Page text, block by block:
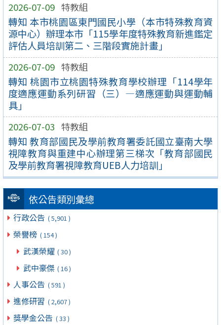
2026-07-09 特教組
轉知 本市桃園區東門國民小學（本市特殊教育資
源中心）辦理本市「115學年度特殊教育新進鑑定
評估人員培訓第二、三階段實施計畫」
2026-07-09 特教組
轉知 桃園市立桃園特殊教育學校辦理「114學年
度適應運動系列研習（三）—適應運動與運動輔
具」
2026-07-03 特教組
轉知 教育部國民及學前教育署委託國立臺南大學
視障教育與重建中心辦理第三梯次「教育部國民
及學前教育署視障教育UEB人力培訓」
依公告類別彙總
行政公告 ( 5,901 )
榮譽榜 ( 154 )
武漢榮耀 ( 30 )
武中豪傑 ( 16 )
人事公告 ( 591 )
進修研習 ( 2,607 )
獎學金公告 ( 33 )